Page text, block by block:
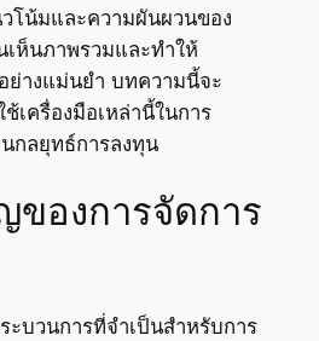
โน้มและความผันผวนของ
เห็นภาพรวมและทำให้
ย่างแม่นยำ บทความนี้จะ
เครื่องมือเหล่านี้ในการ
กลยุทธ์การลงทุน
องการจัดการ
ะบวนการที่จำเป็นสำหรับการ